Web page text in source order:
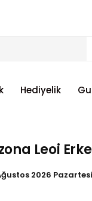
Hediyelik
Leoi
2026 Pazartesi